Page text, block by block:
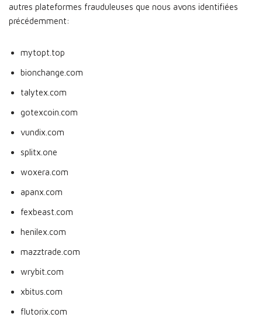
autres plateformes frauduleuses que nous avons identifiées
précédemment:
mytopt.top
bionchange.com
talytex.com
gotexcoin.com
vundix.com
splitx.one
woxera.com
apanx.com
fexbeast.com
henilex.com
mazztrade.com
wrybit.com
xbitus.com
flutorix.com